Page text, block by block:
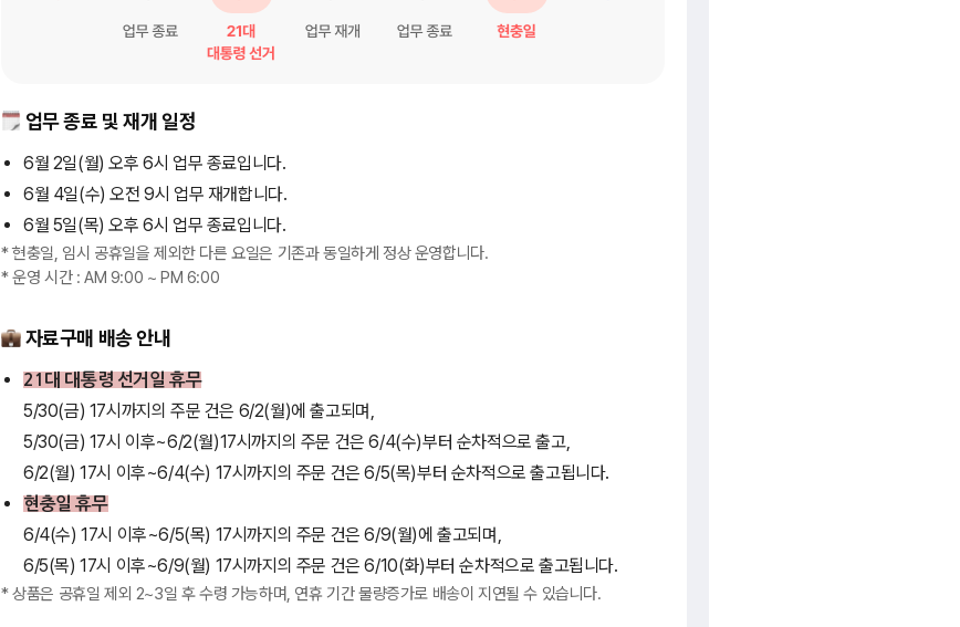
업무 종료 및 재개 일정
6월 2일(월) 오후 6시 업무 종료입니다.
6월 4일(수) 오전 9시 업무 재개합니다.
6월 5일(목) 오후 6시 업무 종료입니다.
* 현충일, 임시 공휴일을 제외한 다른 요일은 기존과 동일하게 정상 운영합니다.
* 운영 시간 : AM 9:00 ~ PM 6:00
자료구매 배송 안내
21대 대통령 선거일 휴무
5/30(금) 17시까지의 주문 건은 6/2(월)에 출고되며,
5/30(금) 17시 이후~6/2(월)17시까지의 주문 건은 6/4(수)부터 순차적으로 출고,
6/2(월) 17시 이후~6/4(수) 17시까지의 주문 건은 6/5(목)부터 순차적으로 출고됩니다.
현충일 휴무
6/4(수) 17시 이후~6/5(목) 17시까지의 주문 건은 6/9(월)에 출고되며,
6/5(목) 17시 이후~6/9(월) 17시까지의 주문 건은 6/10(화)부터 순차적으로 출고됩니다.
* 상품은 공휴일 제외 2~3일 후 수령 가능하며, 연휴 기간 물량증가로 배송이 지연될 수 있습니다.